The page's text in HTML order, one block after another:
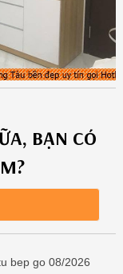
BẠN CÓ
bep go 08/2026